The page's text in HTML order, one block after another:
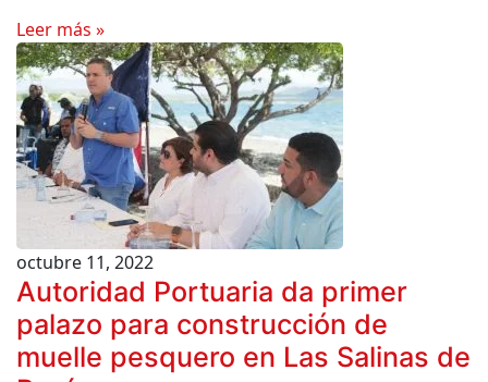
Leer más »
octubre 11, 2022
Autoridad Portuaria da primer
palazo para construcción de
muelle pesquero en Las Salinas de